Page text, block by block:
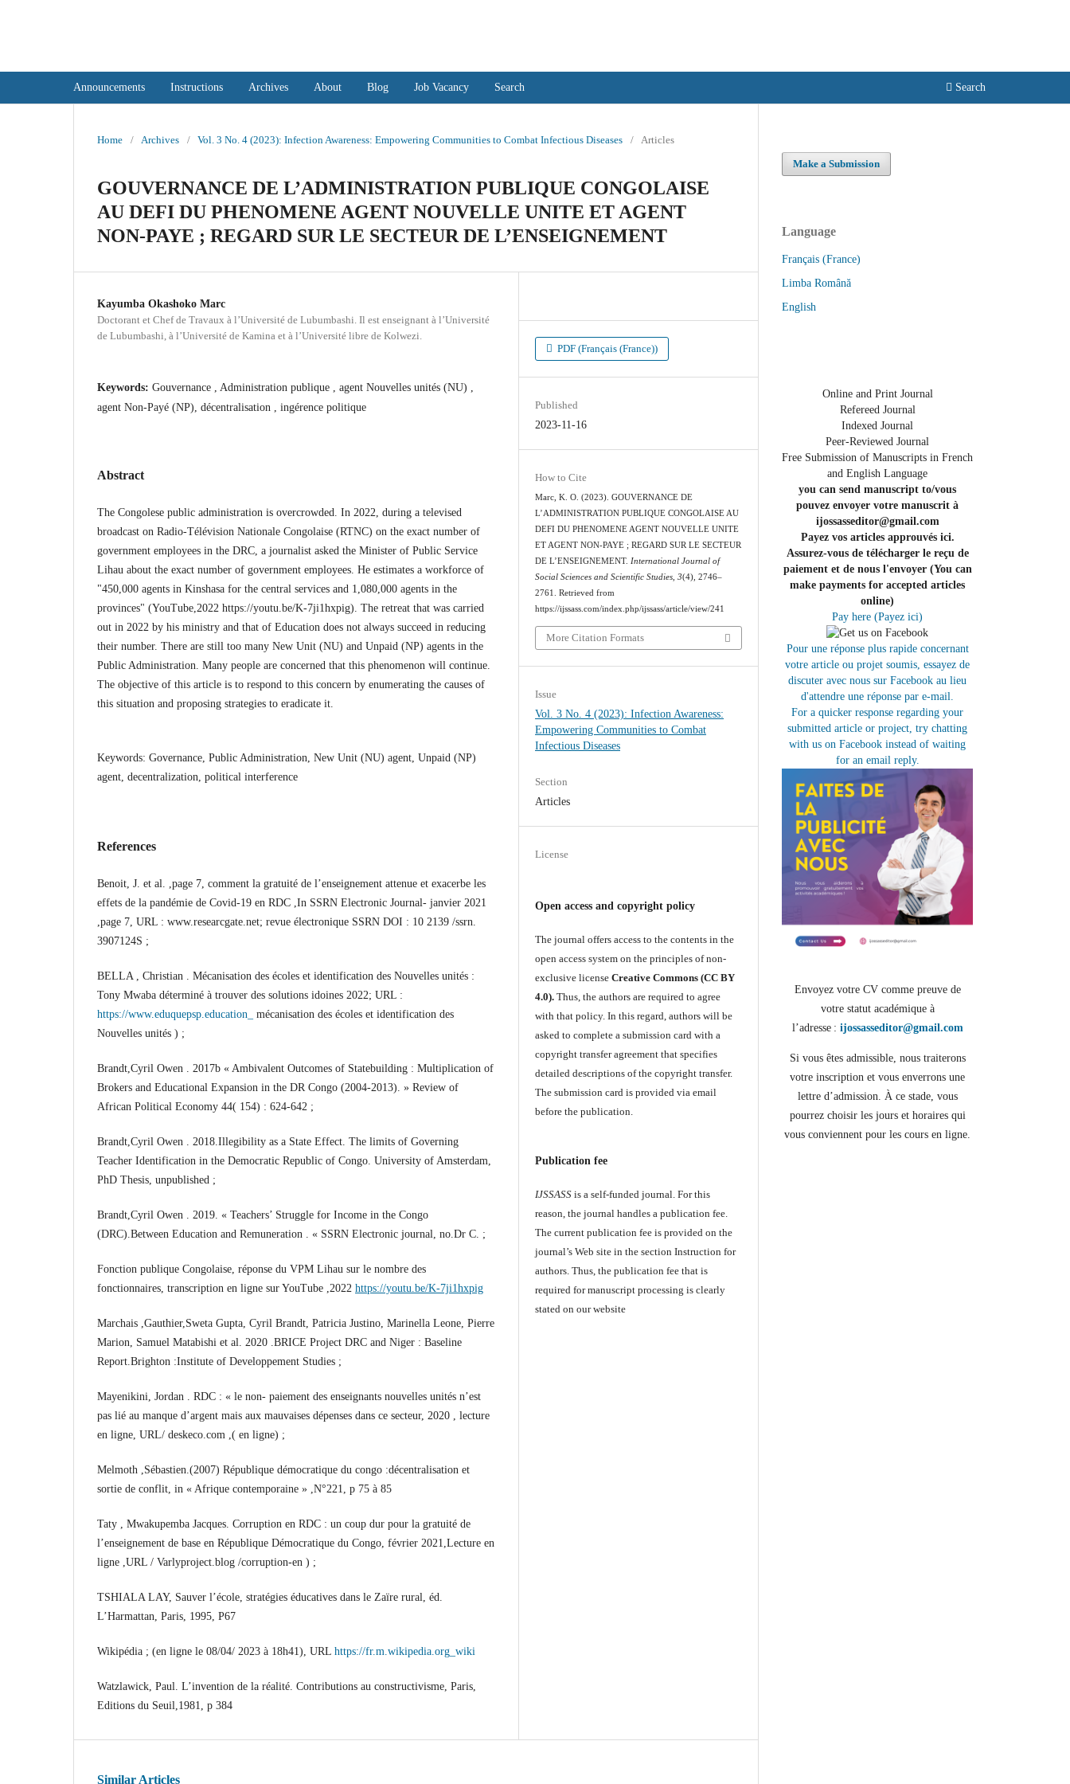
Announcements Instructions Archives About Blog Job Vacancy Search Search
Home / Archives / Vol. 3 No. 4 (2023): Infection Awareness: Empowering Communities to Combat Infectious Diseases / Articles
GOUVERNANCE DE L’ADMINISTRATION PUBLIQUE CONGOLAISE
AU DEFI DU PHENOMENE AGENT NOUVELLE UNITE ET AGENT
NON-PAYE ; REGARD SUR LE SECTEUR DE L’ENSEIGNEMENT
Kayumba Okashoko Marc
Doctorant et Chef de Travaux à l’Université de Lubumbashi. Il est enseignant à l’Université
de Lubumbashi, à l’Université de Kamina et à l’Université libre de Kolwezi.
Keywords: Gouvernance , Administration publique , agent Nouvelles unités (NU) ,
agent Non-Payé (NP), décentralisation , ingérence politique
Abstract
The Congolese public administration is overcrowded. In 2022, during a televised
broadcast on Radio-Télévision Nationale Congolaise (RTNC) on the exact number of
government employees in the DRC, a journalist asked the Minister of Public Service
Lihau about the exact number of government employees. He estimates a workforce of
"450,000 agents in Kinshasa for the central services and 1,080,000 agents in the
provinces" (YouTube,2022 https://youtu.be/K-7ji1hxpig). The retreat that was carried
out in 2022 by his ministry and that of Education does not always succeed in reducing
their number. There are still too many New Unit (NU) and Unpaid (NP) agents in the
Public Administration. Many people are concerned that this phenomenon will continue.
The objective of this article is to respond to this concern by enumerating the causes of
this situation and proposing strategies to eradicate it.
Keywords: Governance, Public Administration, New Unit (NU) agent, Unpaid (NP)
agent, decentralization, political interference
References
Benoit, J. et al. ,page 7, comment la gratuité de l’enseignement attenue et exacerbe les
effets de la pandémie de Covid-19 en RDC ,In SSRN Electronic Journal- janvier 2021
,page 7, URL : www.researcgate.net; revue électronique SSRN DOI : 10 2139 /ssrn.
3907124S ;
BELLA , Christian . Mécanisation des écoles et identification des Nouvelles unités :
Tony Mwaba déterminé à trouver des solutions idoines 2022; URL :
https://www.eduquepsp.education_
mécanisation des écoles et identification des
Nouvelles unités ) ;
Brandt,Cyril Owen . 2017b « Ambivalent Outcomes of Statebuilding : Multiplication of
Brokers and Educational Expansion in the DR Congo (2004-2013). » Review of
African Political Economy 44( 154) : 624-642 ;
Brandt,Cyril Owen . 2018.Illegibility as a State Effect. The limits of Governing
Teacher Identification in the Democratic Republic of Congo. University of Amsterdam,
PhD Thesis, unpublished ;
Brandt,Cyril Owen . 2019. « Teachers’ Struggle for Income in the Congo
(DRC).Between Education and Remuneration . « SSRN Electronic journal, no.Dr C. ;
Fonction publique Congolaise, réponse du VPM Lihau sur le nombre des
fonctionnaires, transcription en ligne sur YouTube ,2022 https://youtu.be/K-7ji1hxpig
Marchais ,Gauthier,Sweta Gupta, Cyril Brandt, Patricia Justino, Marinella Leone, Pierre
Marion, Samuel Matabishi et al. 2020 .BRICE Project DRC and Niger : Baseline
Report.Brighton :Institute of Developpement Studies ;
Mayenikini, Jordan . RDC : « le non- paiement des enseignants nouvelles unités n’est
pas lié au manque d’argent mais aux mauvaises dépenses dans ce secteur, 2020 , lecture
en ligne, URL/ deskeco.com ,( en ligne) ;
Melmoth ,Sébastien.(2007) République démocratique du congo :décentralisation et
sortie de conflit, in « Afrique contemporaine » ,N°221, p 75 à 85
Taty , Mwakupemba Jacques. Corruption en RDC : un coup dur pour la gratuité de
l’enseignement de base en République Démocratique du Congo, février 2021,Lecture en
ligne ,URL / Varlyproject.blog /corruption-en ) ;
TSHIALA LAY, Sauver l’école, stratégies éducatives dans le Zaïre rural, éd.
L’Harmattan, Paris, 1995, P67
Wikipédia ; (en ligne le 08/04/ 2023 à 18h41), URL https://fr.m.wikipedia.org_wiki
Watzlawick, Paul. L’invention de la réalité. Contributions au constructivisme, Paris,
Editions du Seuil,1981, p 384
PDF (Français (France))
Published
2023-11-16
How to Cite
Marc, K. O. (2023). GOUVERNANCE DE
L’ADMINISTRATION PUBLIQUE CONGOLAISE AU
DEFI DU PHENOMENE AGENT NOUVELLE UNITE
ET AGENT NON-PAYE ; REGARD SUR LE SECTEUR
DE L’ENSEIGNEMENT. International Journal of
Social Sciences and Scientific Studies ,3(4), 2746–
2761. Retrieved from
https://ijssass.com/index.php/ijssass/article/view/241
More Citation Formats
Issue
Vol. 3 No. 4 (2023): Infection Awareness:
Empowering Communities to Combat
Infectious Diseases
Section
Articles
License
Open access and copyright policy
The journal offers access to the contents in the
open access system on the principles of non-
exclusive licenseCreative Commons (CC BY
4.0). Thus, the authors are required to agree
with that policy. In this regard, authors will be
asked to complete a submission card with a
copyright transfer agreement that specifies
detailed descriptions of the copyright transfer.
The submission card is provided via email
before the publication.
Publication fee
IJSSASS is a self-funded journal. For this
reason, the journal handles a publication fee.
The current publication fee is provided on the
journal’s Web site in the section Instruction for
authors. Thus, the publication fee that is
required for manuscript processing is clearly
stated on our website
Similar Articles
Make a Submission
Language
Français (France)
Limba Română
English
Online and Print Journal
Refereed Journal
Indexed Journal
Peer-Reviewed Journal
Free Submission of Manuscripts in French
and English Language
you can send manuscript to/vous
pouvez envoyer votre manuscrit à
ijossasseditor@gmail.com
Payez vos articles approuvés ici.
Assurez-vous de télécharger le reçu de
paiement et de nous l'envoyer (You can
make payments for accepted articles
online)
Pay here (Payez ici)
Pour une réponse plus rapide concernant
votre article ou projet soumis, essayez de
discuter avec nous sur Facebook au lieu
d'attendre une réponse par e-mail.
For a quicker response regarding your
submitted article or project, try chatting
with us on Facebook instead of waiting
for an email reply.
Envoyez votre CV comme preuve de
votre statut académique à
l’adresse : ijossasseditor@gmail.com
Si vous êtes admissible, nous traiterons
votre inscription et vous enverrons une
lettre d’admission. À ce stade, vous
pourrez choisir les jours et horaires qui
vous conviennent pour les cours en ligne.